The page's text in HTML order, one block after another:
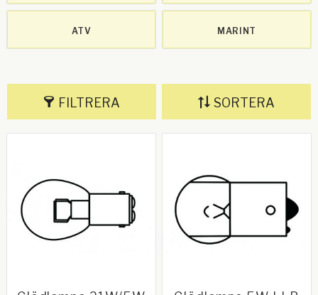
ATV MARINT
FILTRERA SORTERA